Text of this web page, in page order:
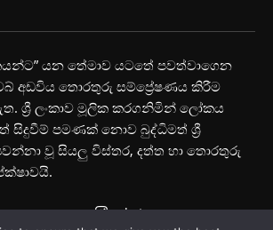
යන තේමාව යටතේ පවත්වාගෙන
අඩවිය තොරතුරු සම්ප්‍රේෂණය කිරීම
ශ්‍රී ලංකාව මූලික කරගනිමින් ලෝකය
සිදුවීම් පමණක් නොව බුද්ධිමත් ශ්‍රී
වූ සියලු විස්තර, දත්ත හා තොරතුරු